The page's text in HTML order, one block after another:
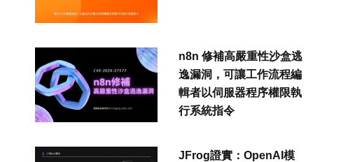
n8n 修補高嚴重性沙盒逃
逸漏洞，可讓工作流程編
輯者以伺服器程序權限執
行系統指令
JFrog證實：OpenAI模